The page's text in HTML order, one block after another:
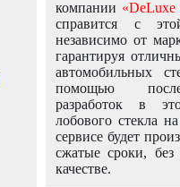
компании «DeLuxe
справится с
независимо от
гарантируя
автомобильных
помощью
разработок в
лобового стекла
сервисе будет
сжатые сроки,
качестве.